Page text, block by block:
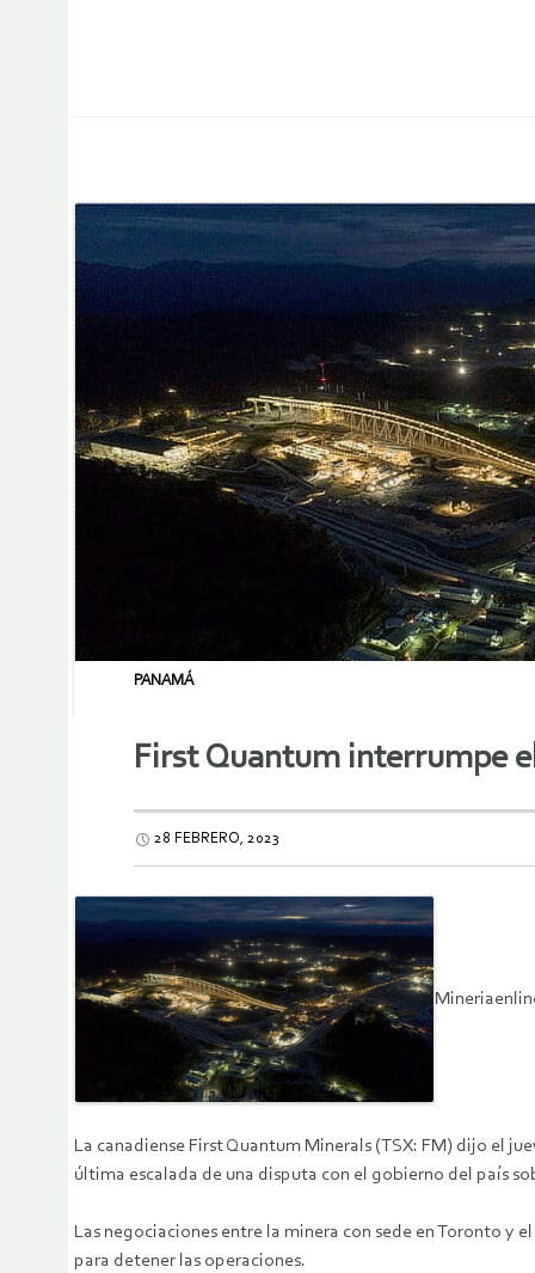
PANAMÁ
First Quantum interrumpe
28 FEBRERO, 2023
La canadiense First Quantum Minerals (TSX: FM) dijo el
última escalada de una disputa con el gobierno del país
Las negociaciones entre la minera con sede en Toronto y
para detener las operaciones.